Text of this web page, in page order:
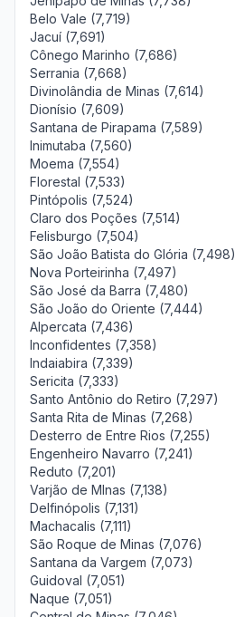
Belo Vale (7,719)
Jacuí (7,691)
Cônego Marinho (7,686)
Serrania (7,668)
Divinolândia de Minas (7,614)
Dionísio (7,609)
Santana de Pirapama (7,589)
Inimutaba (7,560)
Moema (7,554)
Florestal (7,533)
Pintópolis (7,524)
Claro dos Poções (7,514)
Felisburgo (7,504)
São João Batista do Glória (7,498)
Nova Porteirinha (7,497)
São José da Barra (7,480)
São João do Oriente (7,444)
Alpercata (7,436)
Inconfidentes (7,358)
Indaiabira (7,339)
Sericita (7,333)
Santo Antônio do Retiro (7,297)
Santa Rita de Minas (7,268)
Desterro de Entre Rios (7,255)
Engenheiro Navarro (7,241)
Reduto (7,201)
Varjão de MInas (7,138)
Delfinópolis (7,131)
Machacalis (7,111)
São Roque de Minas (7,076)
Santana da Vargem (7,073)
Guidoval (7,051)
Naque (7,051)